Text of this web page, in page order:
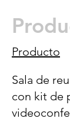
Producto
Sala de
con kit de